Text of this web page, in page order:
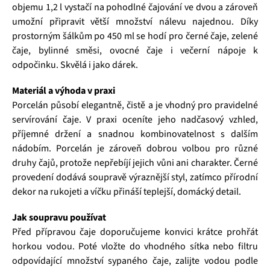
objemu 1,2 l vystačí na pohodlné čajování ve dvou a zároveň
umožní připravit větší množství nálevu najednou. Díky
prostorným šálkům po 450 ml se hodí pro černé čaje, zelené
čaje, bylinné směsi, ovocné čaje i večerní nápoje k
odpočinku. Skvělá i jako dárek.
Materiál a výhoda v praxi
Porcelán působí elegantně, čistě a je vhodný pro pravidelné
servírování čaje. V praxi oceníte jeho nadčasový vzhled,
příjemné držení a snadnou kombinovatelnost s dalším
nádobím. Porcelán je zároveň dobrou volbou pro různé
druhy čajů, protože nepřebíjí jejich vůni ani charakter. Černé
provedení dodává soupravě výraznější styl, zatímco přírodní
dekor na rukojeti a víčku přináší teplejší, domácký detail.
Jak soupravu používat
Před přípravou čaje doporučujeme konvici krátce prohřát
horkou vodou. Poté vložte do vhodného sítka nebo filtru
odpovídající množství sypaného čaje, zalijte vodou podle